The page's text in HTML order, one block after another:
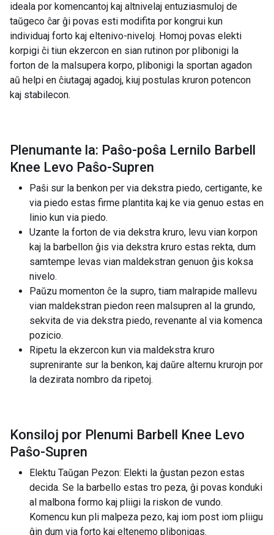
ideala por komencantoj kaj altnivelaj entuziasmuloj de
taŭgeco ĉar ĝi povas esti modifita por kongrui kun
individuaj forto kaj eltenivo-niveloj. Homoj povas elekti
korpigi ĉi tiun ekzercon en sian rutinon por plibonigi la
forton de la malsupera korpo, plibonigi la sportan agadon
aŭ helpi en ĉiutagaj agadoj, kiuj postulas kruron potencon
kaj stabilecon.
Plenumante la: Paŝo-poŝa Lernilo Barbell
Knee Levo Paŝo-Supren
Paŝi sur la benkon per via dekstra piedo, certigante, ke
via piedo estas firme plantita kaj ke via genuo estas en
linio kun via piedo.
Uzante la forton de via dekstra kruro, levu vian korpon
kaj la barbellon ĝis via dekstra kruro estas rekta, dum
samtempe levas vian maldekstran genuon ĝis koksa
nivelo.
Paŭzu momenton ĉe la supro, tiam malrapide mallevu
vian maldekstran piedon reen malsupren al la grundo,
sekvita de via dekstra piedo, revenante al via komenca
pozicio.
Ripetu la ekzercon kun via maldekstra kruro
suprenirante sur la benkon, kaj daŭre alternu krurojn por
la dezirata nombro da ripetoj.
Konsiloj por Plenumi Barbell Knee Levo
Paŝo-Supren
Elektu Taŭgan Pezon: Elekti la ĝustan pezon estas
decida. Se la barbello estas tro peza, ĝi povas konduki
al malbona formo kaj pliigi la riskon de vundo.
Komencu kun pli malpeza pezo, kaj iom post iom pliigu
ĝin dum via forto kaj eltenemo plibonigas.